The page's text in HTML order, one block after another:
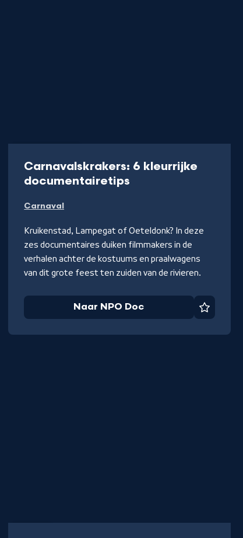
Carnavalskrakers: 6 kleurrijke
documentairetips
Doc
Carnaval
Kruikenstad, Lampegat of Oeteldonk? In deze
zes documentaires duiken filmmakers in de
verhalen achter de kostuums en praalwagens
van dit grote feest ten zuiden van de rivieren.
Naar NPO Doc Favoriet